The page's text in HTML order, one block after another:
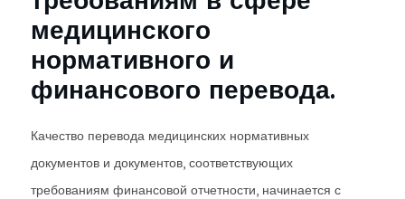
медицинского
нормативного и
финансового перевода.
Качество перевода медицинских нормативных
документов и документов, соответствующих
требованиям финансовой отчетности, начинается с